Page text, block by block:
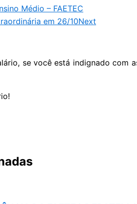
Médio – FAETEC
em 26/10Next
se você está indignado com